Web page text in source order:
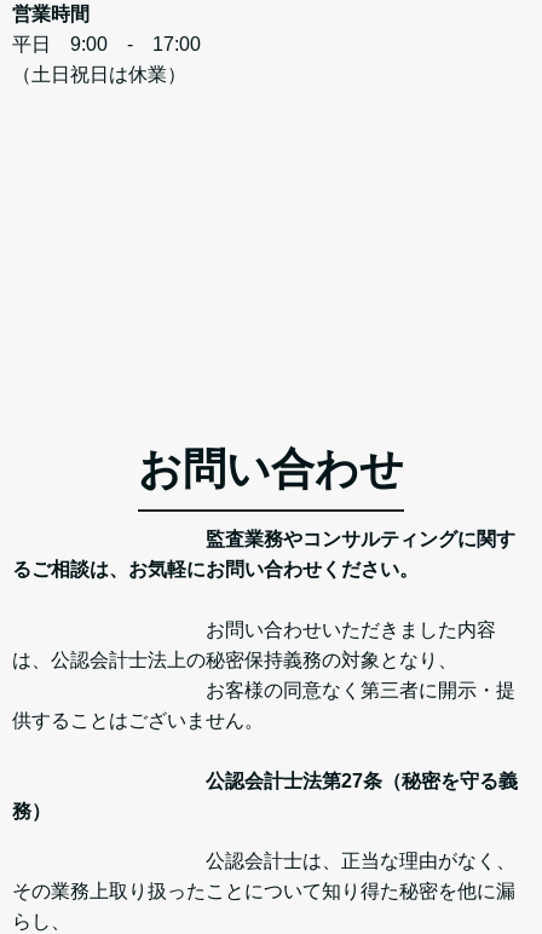
営業時間
平日 9:00 - 17:00
（土日祝日は休業）
お問い合わせ
監査業務やコンサルティングに関す
るご相談は、お気軽にお問い合わせください。
お問い合わせいただきました内容
は、公認会計士法上の秘密保持義務の対象となり、
お客様の同意なく第三者に開示・提
供することはございません。
公認会計士法第27条（秘密を守る義
務）
公認会計士は、正当な理由がなく、
その業務上取り扱ったことについて知り得た秘密を他に漏
らし、